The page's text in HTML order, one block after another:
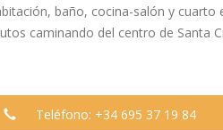
baño, cocina-salón y cuarto
caminando del centro de Santa
Teléfono: ‪+34 695 37 19 84‬